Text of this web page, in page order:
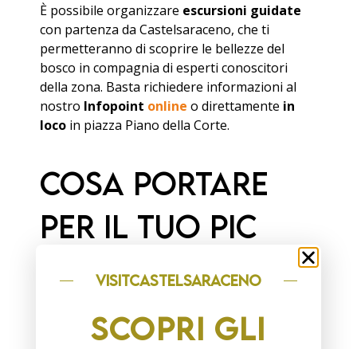
È possibile organizzare escursioni guidate
con partenza da Castelsaraceno, che ti
permetteranno di scoprire le bellezze del
bosco in compagnia di esperti conoscitori
della zona. Basta richiedere informazioni al
nostro Infopoint online o direttamente in
loco in piazza Piano della Corte.
Cosa portare
per il tuo pic
nic nel Bosco
Favino
visitCASTELSARACENO
SCOPRI GLI